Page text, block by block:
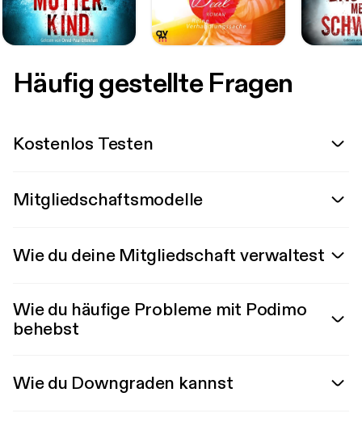
Häufig gestellte Fragen
Kostenlos Testen
Mitgliedschaftsmodelle
Wie du deine Mitgliedschaft verwaltest
Wie du häufige Probleme mit Podimo
behebst
Wie du Downgraden kannst